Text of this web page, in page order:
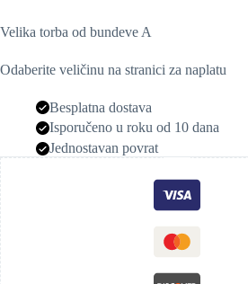
Velika torba od bundeve A
Odaberite veličinu na stranici za naplatu
Besplatna dostava
Isporučeno u roku od 10 dana
Jednostavan povrat